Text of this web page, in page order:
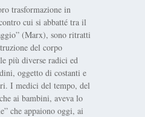
trasformazione in
cui si abbatté tra il
(Marx), sono ritratti
del corpo
più diverse radici ed
oggetto di costanti e
I medici del tempo, del
ai bambini, aveva lo
che appaiono oggi, ai